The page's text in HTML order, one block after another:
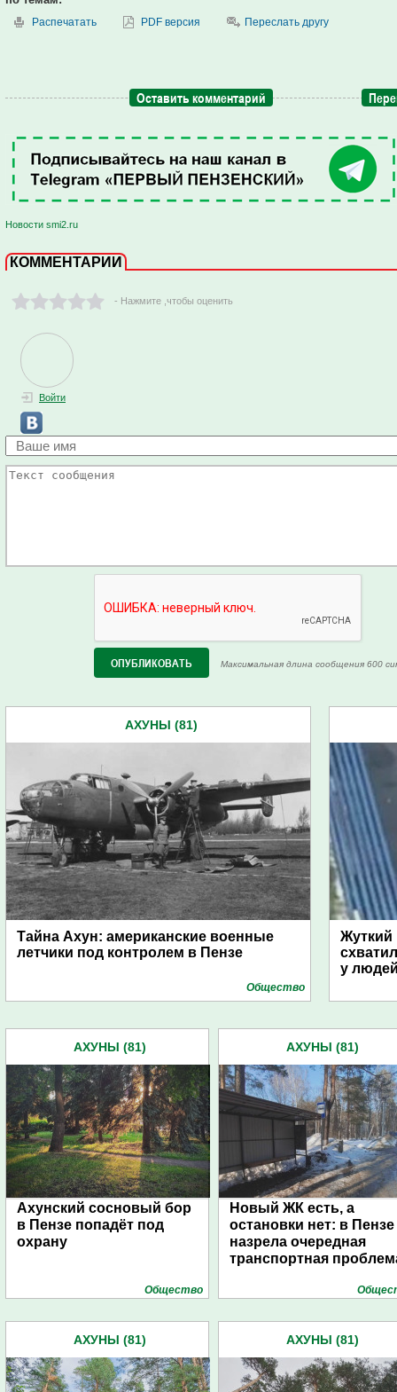
Распечатать PDF версия Переслать другу
Оставить комментарий
Новости smi2.ru
КОММЕНТАРИИ
- Нажмите ,чтобы оценить
Войти
Максимальная длина сообщения 600
АХУНЫ (81)
Тайна Ахун: американские военные
летчики под контролем в Пензе
Общество
Жуткий
у
АХУНЫ (81)
Ахунский сосновый бор
в Пензе попадёт под
охрану
Общество
АХУНЫ (81)
Новый ЖК есть, а
остановки нет: в Пензе
назрела очередная
транспортная
АХУНЫ (81) АХУНЫ (81)